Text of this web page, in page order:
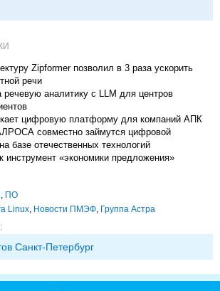
Zipformer позволил в 3 раза ускорить
речи
речевую аналитику с LLM для центров
цифровую платформу для компаний АПК
совместно займутся цифровой
базе отечественных технологий
инструмент «экономики предложения»
, ПО
Linux, Новости ПМЭФ, Группа Астра
Санкт-Петербург